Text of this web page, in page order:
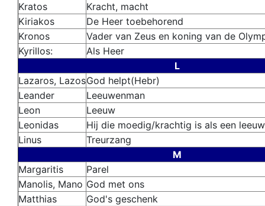
Kratos
Kracht, macht
Kiriakos
De Heer toebehorend
Kronos
Vader van Zeus en koning van de
Kyrillos:
Als Heer
L
Lazaros, LazosGod helpt(Hebr)
Leander
Leeuwenman
Leon
Leeuw
Leonidas
Hij die moedig/krachtig is als een leeuw
Linus
Treurzang
M
Margaritis
Parel
Manolis, Mano God met ons
Matthias
God's geschenk